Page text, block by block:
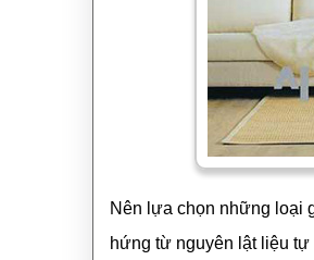
Nên lựa chọn những loại
hứng từ nguyên lật liệu